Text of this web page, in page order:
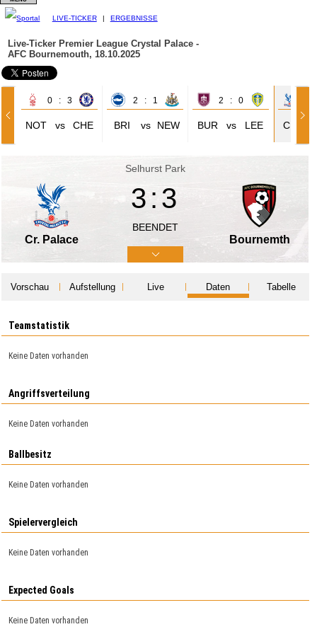
LIVE-TICKER | ERGEBNISSE
Live-Ticker Premier League Crystal Palace -
AFC Bournemouth, 18.10.2025
0 : 3
NOT vs CHE
2 : 1
BRI vs NEW
2 : 0
BUR vs LEE CRY
Selhurst Park
Cr. Palace
3:3
BEENDET
Bournemth
Vorschau Aufstellung Live Daten Tabelle
Teamstatistik
Keine Daten vorhanden
Angriffsverteilung
Keine Daten vorhanden
Ballbesitz
Keine Daten vorhanden
Spielervergleich
Keine Daten vorhanden
Expected Goals
Keine Daten vorhanden